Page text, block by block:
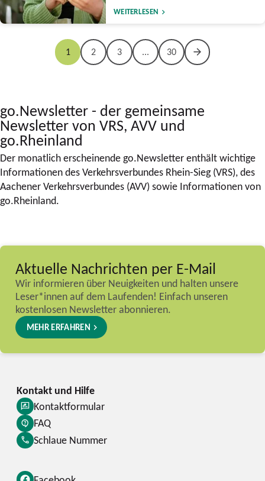
WEITERLESEN
1 2 3 ... 30
go.Newsletter - der gemeinsame
Newsletter von VRS, AVV und
go.Rheinland
Der monatlich erscheinende go.Newsletter enthält wichtige
Informationen des Verkehrsverbundes Rhein-Sieg (VRS), des
Aachener Verkehrsverbundes (AVV) sowie Informationen von
go.Rheinland.
Aktuelle Nachrichten per E-Mail
Wir informieren über Neuigkeiten und halten unsere
Leser*innen auf dem Laufenden! Einfach unseren
kostenlosen Newsletter abonnieren.
MEHR ERFAHREN
Kontaktformular
FAQ
Schlaue Nummer